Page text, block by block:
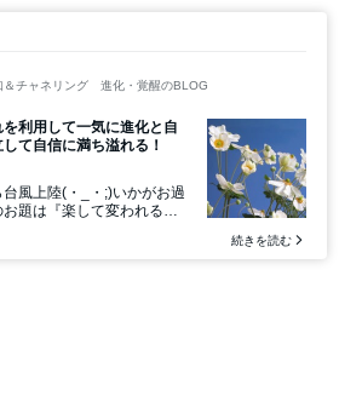
チャネリング 進化・覚醒のBLOG
利用して一気に進化と自
て自信に満ち溢れる！
風上陸(・_・;)いかがお過
題は『楽して変われる方
続きを読む